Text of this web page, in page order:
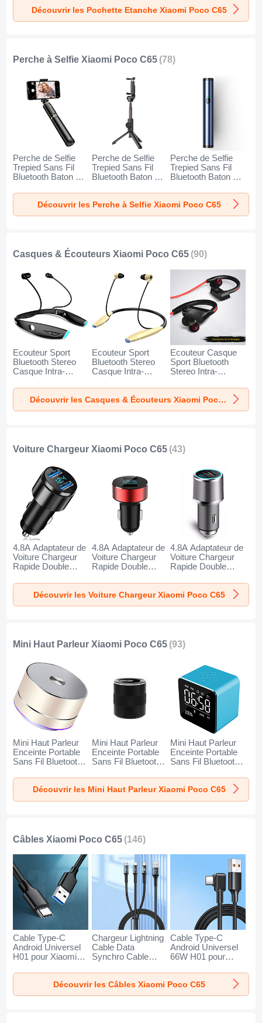
Découvrir les Pochette Etanche Xiaomi Poco C65
Perche à Selfie Xiaomi Poco C65 (78)
Perche de Selfie
Trepied Sans Fil
Bluetooth Baton de
Poche Universel
T34 pour Xiaomi
Poco C65 Or et
Perche de Selfie
Trepied Sans Fil
Bluetooth Baton de
Poche Universel
T32 pour Xiaomi
Poco C65 Noir
Perche de Selfie
Trepied Sans Fil
Bluetooth Baton de
Poche Universel
T31 pour Xiaomi
Poco C65 Bleu
Découvrir les Perche à Selfie Xiaomi Poco C65
Casques & Écouteurs Xiaomi Poco C65 (90)
Ecouteur Sport
Bluetooth Stereo
Casque Intra-
Oreillette H52 pour
Xiaomi Poco C65
Noir
Ecouteur Sport
Bluetooth Stereo
Casque Intra-
Oreillette H51 pour
Xiaomi Poco C65
Or
Ecouteur Casque
Sport Bluetooth
Stereo Intra-
Oreillette H53 pour
Xiaomi Poco C65
Noir
Découvrir les Casques & Écouteurs Xiaomi Poco C65
Voiture Chargeur Xiaomi Poco C65 (43)
4.8A Adaptateur de
Voiture Chargeur
Rapide Double
K10 pour Xiaomi
Poco C65 Noir
4.8A Adaptateur de
Voiture Chargeur
Rapide Double
K07 pour Xiaomi
Poco C65 Rouge
4.8A Adaptateur de
Voiture Chargeur
Rapide Double
K08 pour Xiaomi
Poco C65 Argent
Découvrir les Voiture Chargeur Xiaomi Poco C65
Mini Haut Parleur Xiaomi Poco C65 (93)
Mini Haut Parleur
Enceinte Portable
Sans Fil Bluetooth
pour Xiaomi Poco
C65 Or
Mini Haut Parleur
Enceinte Portable
Sans Fil Bluetooth
pour Xiaomi Poco
C65 Noir
Mini Haut Parleur
Enceinte Portable
Sans Fil Bluetooth
pour Xiaomi Poco
C65 Bleu
Découvrir les Mini Haut Parleur Xiaomi Poco C65
Câbles Xiaomi Poco C65 (146)
Cable Type-C
Android Universel
H01 pour Xiaomi
Fonce
Chargeur Lightning
Cable Data
Synchro Cable
Type-C 100W H01
pour Xiaomi Poco
C65 Noir
Cable Type-C
Android Universel
66W H01 pour
Noir
Découvrir les Câbles Xiaomi Poco C65